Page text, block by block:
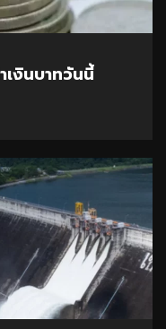
เงินบาทวันนี้